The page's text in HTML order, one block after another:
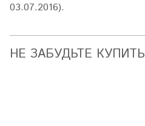
03.07.2016).
НЕ ЗАБУДЬТЕ КУПИТЬ